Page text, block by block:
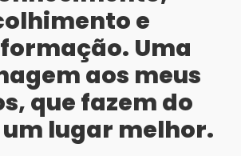
e
Uma
aos meus
que fazem do
lugar melhor.